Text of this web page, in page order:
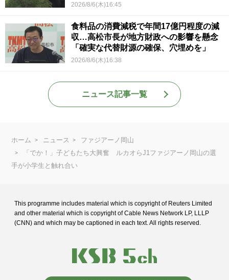
2026/8/6(木)16:45
食料品の消費減税で年間17億円程度の減
収…高松市長が地方財政への影響を懸念
「確実な代替財源の確保、穴埋めを」
2026/8/6(木)16:38
ニュース記事一覧
ホーム ニュース
ファジアーノ岡山
「でか！」子どもたち大興奮 ルカオらJ1ファジアーノ岡山の選
手が小学生と触れ合い
This programme includes material which is copyright of Reuters Limited
and other material which is copyright of Cable News Network LP, LLLP
(CNN) and which may be captioned in each text. All rights reserved.